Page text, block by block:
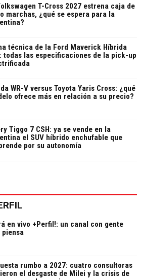
T-Cross 2027 estrena caja de
marchas, ¿qué se espera para la
técnica de la Ford Maverick Híbrida
todas las especificaciones de la pick-up
WR-V versus Toyota Yaris Cross: ¿qué
ofrece más en relación a su precio?
Tiggo 7 CSH: ya se vende en la
el SUV híbrido enchufable que
por su autonomía
en vivo +Perfil!: un canal con gente
piensa
rumbo a 2027: cuatro consultoras
el desgaste de Milei y la crisis de